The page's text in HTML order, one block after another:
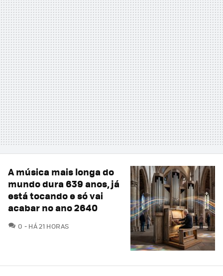
A música mais longa do
mundo dura 639 anos, já
está tocando e só vai
acabar no ano 2640
0 COMENTÁRIOS
HÁ 21 HORAS